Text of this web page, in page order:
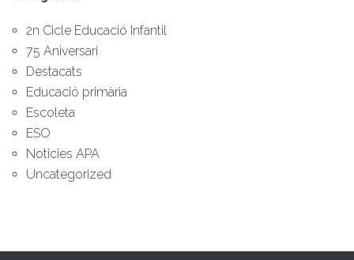
2n Cicle Educació Infantil
75 Aniversari
Destacats
Educació primària
Escoleta
ESO
Noticies APA
Uncategorized